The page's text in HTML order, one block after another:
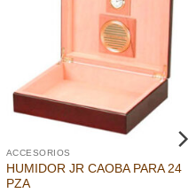
Añadir
lista de
deseos
ACCESORIOS
HUMIDOR JR CAOBA PARA 24
PZA